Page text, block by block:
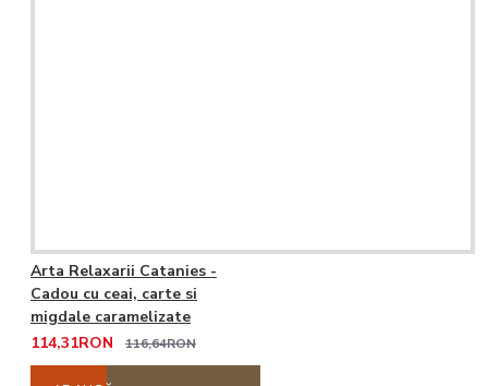
Arta Relaxarii Catanies -
Cadou cu ceai, carte si
migdale caramelizate
114,31RON
116,64RON